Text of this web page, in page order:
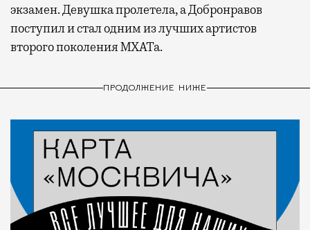
экзамен. Девушка пролетела, а Добронравов
поступил и стал одним из лучших артистов
второго поколения МХАТа.
ПРОДОЛЖЕНИЕ НИЖЕ